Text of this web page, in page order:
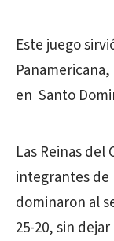
Este juego
en Santo
Las Reinas del
integrantes de
dominaron al
25-20, sin